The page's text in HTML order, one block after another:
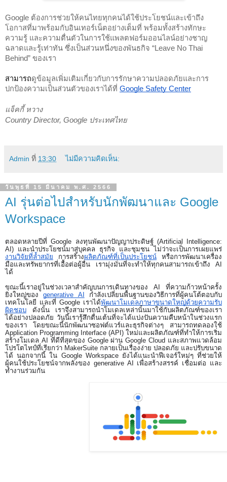
Google ต้องการช่วยให้คนไทยทุกคนได้ใช้ประโยชน์และเข้าถึง
โอกาสที่มาพร้อมกับอินเทอร์เน็ตอย่างเต็มที่ พร้อมทั้งสร้างทักษะ
ความรู้ และความตื่นตัวในการใช้แพลตฟอร์มออนไลน์อย่างชาญ
ฉลาดและรู้เท่าทัน ซึ่งเป็นส่วนหนึ่งของพันธกิจ “Leave No Thai
Behind” ของเรา
สามารถดูข้อมูลเพิ่มเติมเกี่ยวกับการรักษาความปลอดภัยและการ
ปกป้องความเป็นส่วนตัวของเราได้ที่ Google Safety Center
แจ็คกี้ หวาง
Country Director, Google ประเทศไทย
Admin ที่ 13:30 ไม่มีความคิดเห็น:
วันพุธที่ 15 มีนาคม พ.ศ. 2566
AI รุ่นต่อไปสำหรับนักพัฒนาและ Google
Workspace
ตลอดหลายปีที่ Google ลงทุนพัฒนาปัญญาประดิษฐ์ (Artificial Intelligence:
AI) และนำประโยชน์มาสู่บุคคล ธุรกิจ และชุมชน ไม่ว่าจะเป็นการเผยแพร่
งานวิจัยที่ล้ำสมัย การสร้างผลิตภัณฑ์ที่เป็นประโยชน์ หรือการพัฒนาเครื่อง
มือและทรัพยากรที่เอื้อต่อผู้อื่น เรามุ่งมั่นที่จะทำให้ทุกคนสามารถเข้าถึง AI
ได้
ขณะนี้เราอยู่ในช่วงเวลาสำคัญบนการเดินทางของ AI ที่ความก้าวหน้าครั้ง
ยิ่งใหญ่ของ generative AI
กำลังเปลี่ยนพื้นฐานของวิธีการที่ผู้คนโต้ตอบกับ
เทคโนโลยี และที่ Google เราได้พัฒนาโมเดลภาษาขนาดใหญ่ด้วยความรับ
ผิดชอบ ดังนั้น เราจึงสามารถนำโมเดลเหล่านั้นมาใช้กับผลิตภัณฑ์ของเรา
ได้อย่างปลอดภัย วันนี้เรารู้สึกตื่นเต้นที่จะได้แบ่งปันความคืบหน้าในช่วงแรก
ของเรา โดยขณะนี้นักพัฒนาซอฟต์แวร์และธุรกิจต่างๆ สามารถทดลองใช้
Application Programming Interface (API) ใหม่และผลิตภัณฑ์ที่ทำให้การเริ่ม
สร้างโมเดล AI ที่ดีที่สุดของ Google ผ่าน Google Cloud และสภาพแวดล้อม
โปรโตไทป์ที่เรียกว่า MakerSuite กลายเป็นเรื่องง่าย ปลอดภัย และปรับขนาด
ได้ นอกจากนี้ ใน Google Workspace ยังได้แนะนำฟีเจอร์ใหม่ๆ ที่ช่วยให้
ผู้คนใช้ประโยชน์จากพลังของ generative AI เพื่อสร้างสรรค์ เชื่อมต่อ และ
ทำงานร่วมกัน